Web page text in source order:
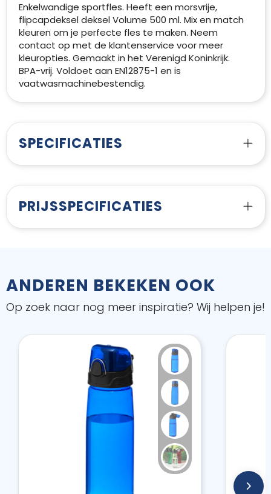
Enkelwandige sportfles. Heeft een morsvrije,
flipcapdeksel deksel Volume 500 ml. Mix en match
kleuren om je perfecte fles te maken. Neem
contact op met de klantenservice voor meer
kleuropties. Gemaakt in het Verenigd Koninkrijk.
BPA-vrij. Voldoet aan EN12875-1 en is
vaatwasmachinebestendig.
SPECIFICATIES
PRIJSSPECIFICATIES
ANDEREN BEKEKEN OOK
Op zoek naar nog meer inspiratie? Wij helpen je!